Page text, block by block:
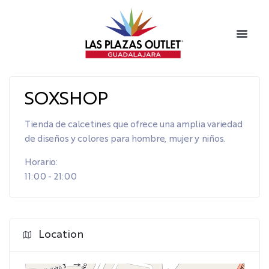
SOXSHOP
Tienda de calcetines que ofrece una amplia variedad
de diseños y colores para hombre, mujer y niños.
Horario:
11:00 - 21:00
Location